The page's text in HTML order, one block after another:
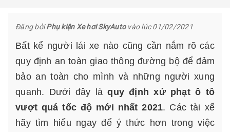
Đăng bởiPhụ kiện Xe hơi SkyAutovào lúc 01/02/2021
Bất kể người lái xe nào cũng cần nắm rõ các
quy định an toàn giao thông đường bộ để đảm
bảo an toàn cho mình và những người xung
quanh. Dưới đây làquy định xử phạt ô tô
vượt quá tốc độ mới nhất 2021. Các tài xế
hãy tìm hiểu ngay để ý thức hơn trong việc